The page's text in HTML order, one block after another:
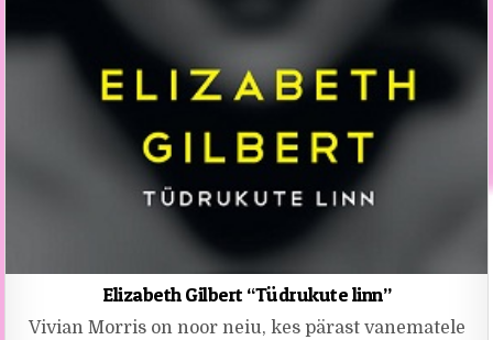
Elizabeth Gilbert “Tüdrukute linn”
Vivian Morris on noor neiu, kes pärast vanematele